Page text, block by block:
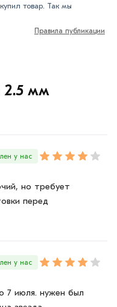
2.5 мм
у нас
но требует
перед
у нас
7 июля. нужен был
товар. Так мы
Правила публикации